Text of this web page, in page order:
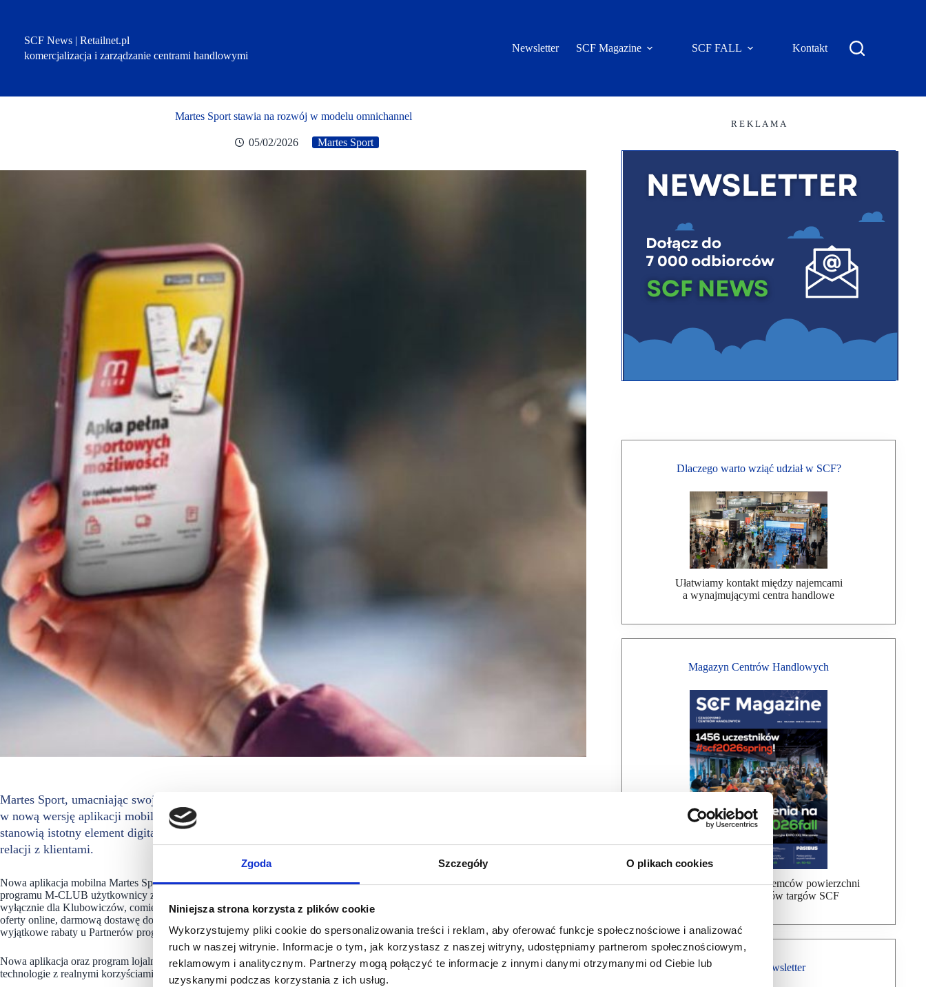
Zgoda Szczegóły O plikach cookies
Niniejsza strona korzysta z plików cookie
Wykorzystujemy pliki cookie do spersonalizowania treści i reklam, aby oferować funkcje społecznościowe i analizować
ruch w naszej witrynie. Informacje o tym, jak korzystasz z naszej witryny, udostępniamy partnerom społecznościowym,
reklamowym i analitycznym. Partnerzy mogą połączyć te informacje z innymi danymi otrzymanymi od Ciebie lub
uzyskanymi podczas korzystania z ich usług.
SCF News | Retailnet.pl
komercjalizacja i zarządzanie centrami handlowymi
Newsletter SCF Magazine SCF FALL Kontakt
Martes Sport stawia na rozwój w modelu omnichannel
05/02/2026 Martes Sport
Martes Sport, umacniając swoją pozycję na rynku oraz konsekwentnie realizując strategię rozwoju, zainwestował
w nową wersję aplikacji mobilnej oraz odświeżony program lojalnościowy M-CLUB. Wdrożone rozwiązania
stanowią istotny element digitalizacji marki i mają na celu zwiększenie komfortu zakupowego oraz wzmocnienie
relacji z klientami.
Nowa aplikacja mobilna Martes Sport oferuje użytkownikom szereg funkcjonalności wspierających codzienne zakupy. W ramach
programu M-CLUB użytkownicy zyskują: intuicyjną i wygodną w obsłudze aplikację, dedykowane kupony zniżkowe dostępne
wyłącznie dla Klubowiczów, comiesięczny kupon -30% na jeden produkt w sklepach stacjonarnych, wygodny dostęp do szerokiej
oferty online, darmową dostawę do sklepów stacjonarnych przy zamówieniach od 149,99 zł, paragony dostępne w aplikacji,
wyjątkowe rabaty u Partnerów programu M-CLUB.
Nowa aplikacja oraz program lojalnościowy stanowią ważny element długofalowej strategii Martes Sport, łącząc nowoczesne
technologie z realnymi korzyściami dla klientów.
R E K L A M A
Dlaczego warto wziąć udział w SCF?
Ułatwiamy kontakt między najemcami
a wynajmującymi centra handlowe
Magazyn Centrów Handlowych
Bezpłatna wysyłka dla najemców powierzchni
handlowej, uczestników targów SCF
Bezpłatny Newsletter